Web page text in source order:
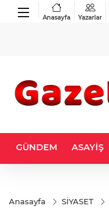
Anasayfa Yazarlar
GÜNDEM ASAYİŞ
Anasayfa SİYASET